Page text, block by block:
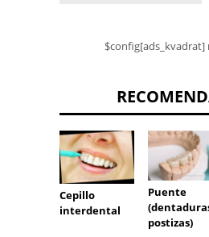
Cepillo
interdental
Puente
postizas)